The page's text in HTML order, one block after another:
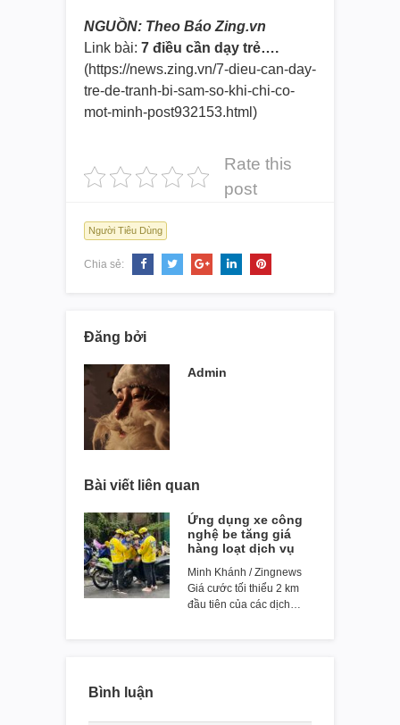
NGUỒN: Theo Báo Zing.vn
Link bài: 7 điều cần dạy trẻ….
(https://news.zing.vn/7-dieu-can-day-
tre-de-tranh-bi-sam-so-khi-chi-co-
mot-minh-post932153.html)
Rate this
post
Người Tiêu Dùng
Chia sẻ:
Đăng bởi
Admin
Bài viết liên quan
Ứng dụng xe công
nghệ be tăng giá
hàng loạt dịch vụ
Minh Khánh / Zingnews
Giá cước tối thiểu 2 km
đầu tiên của các dịch…
Bình luận